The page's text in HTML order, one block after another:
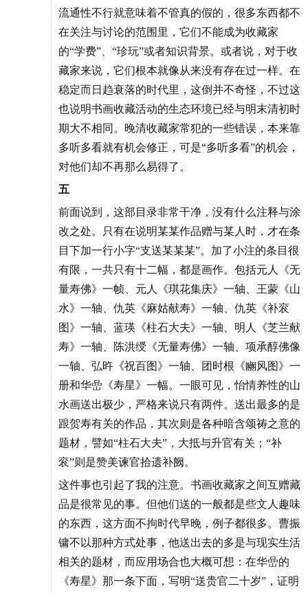
流通性不行就意味着不管真的假的，很多东西都不
在关注与讨论的范围里，它们不能成为收藏家
的“学费”、“珍玩”或者知识背景。或者说，对于收
藏家来说，它们根本就像从来没有存在过一样。在
稳定而日趋衰落的时代里，这倒并不奇怪，不过这
也说明书画收藏活动的生态环境已经与明末清初时
期大不相同。晚清收藏家常犯的一些错误，本来靠
多听多看就有机会修正，可是“多听多看”的机会，
对他们却不再那么易得了。
五
前面说到，这部目录非常干净，没有什么注释与涂
改之处。只有在说明某某作品赠与某人时，才在条
目下加一行小字“支送某某某”。加了小注的条目很
有限，一共只有十二幅，都是画作。包括元人《无
量寿佛》一帧、元人《琪花集庆》一轴、王蒙《山
水》一轴、仇英《麻姑献寿》一轴、仇英《补衮
图》一轴、蓝瑛《柱石大夫》一轴、明人《芝兰献
寿》一轴、陈洪绶《无量寿佛》一轴、项承醇佛像
一轴、弘旿《祝百图》一轴、团时根《豳风图》一
册和华嵒《寿星》一幅。一眼可见，怡情养性的山
水画送出极少，严格来说只有两件。送出最多的是
跟贺寿有关的作品，其次则是各种暗含颂祷之意的
题材，譬如“柱石大夫”，大抵与升官有关；“补
衮”则是赞美谏官拾遗补阙。
这件事也引起了我的注意。书画收藏家之间互赠藏
品是很常见的事。但他们送的一般都是些文人趣味
的东西，这方面不拘时代早晚，例子都很多。曹振
镛不以那种方式处事，他送出去的多是与现实生活
相关的题材，而应用场合也大概可想：在华嵒的
《寿星》那一条下面，写明“送贵官二十岁”，证明